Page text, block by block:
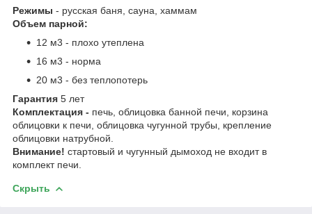
Режимы - русская баня, сауна, хаммам
Объем парной:
12 м3 - плохо утеплена
16 м3 - норма
20 м3 - без теплопотерь
Гарантия 5 лет
Комплектация - печь, облицовка банной печи, корзина
облицовки к печи, облицовка чугунной трубы, крепление
облицовки натрубной.
Внимание! стартовый и чугунный дымоход не входит в
комплект печи.
Скрыть